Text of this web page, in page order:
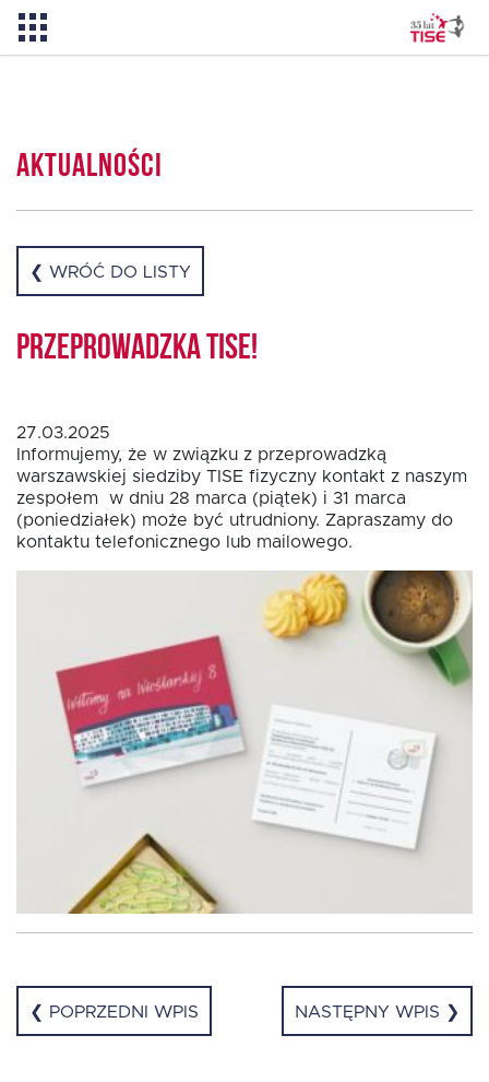
O TISE
Dlaczego TISE?
Oferta dla MSP
Oferta dla NGO/PES
Rodo
Dokumenty
Rekrutujemy
Kontakt
Aktualności
❮ WRÓĆ DO LISTY
Przeprowadzka TISE!
27.03.2025
Informujemy, że w związku z przeprowadzką
warszawskiej siedziby TISE fizyczny kontakt z naszym
zespołem w dniu 28 marca (piątek) i 31 marca
(poniedziałek) może być utrudniony. Zapraszamy do
kontaktu telefonicznego lub mailowego.
❮ POPRZEDNI WPIS NASTĘPNY WPIS ❯